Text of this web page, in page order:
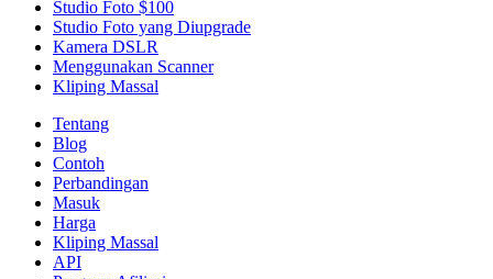
Studio Foto $100
Studio Foto yang Diupgrade
Kamera DSLR
Menggunakan Scanner
Kliping Massal
Tentang
Blog
Contoh
Perbandingan
Masuk
Harga
Kliping Massal
API